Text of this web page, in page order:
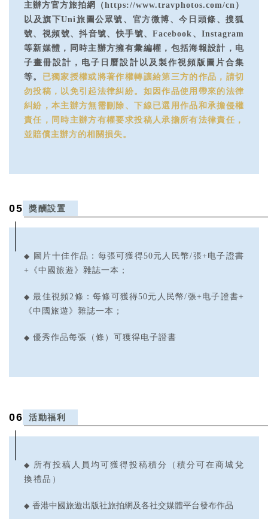
主辦方官方旅拍網（https://www.travphotos.com/cn）
以及旗下Uni旅圖公眾號、官方微博、今日頭條、搜狐
號、視頻號、抖音號、快手號、Facebook、Instagram
等新媒體，同時主辦方擁有彙編權，包括海報設計，电
子畫冊設計，电子日曆設計以及製作視頻版圖片合集
等。 已獨家授權或將著作權轉讓給第三方的作品，請切
勿投稿，以免引起法律糾紛。 如因作品使用帶來的法律
糾紛，本主辦方無需刪除、下線已選用作品和承擔侵權
責任，同時主辦方有權要求投稿人承擔所有法律責任，
並賠償主辦方的相關損失。
05 獎酬設置
◆ 圖片十佳作品：每張可獲得50元人民幣/張+电子證書
+《中國旅遊》雜誌一本；
◆最佳視頻2條：每條可獲得50元人民幣/張+电子證書+
《中國旅遊》雜誌一本；
◆ 優秀作品每張（條）可獲得电子證書
06 活動福利
◆ 所有投稿人員均可獲得投稿積分（積分可在商城兌
換禮品）
◆ 香港中國旅遊出版社旅拍網及各社交媒體平台發布作品